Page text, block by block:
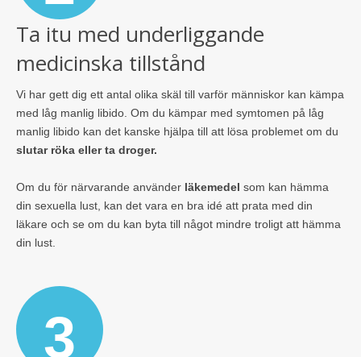
Ta itu med underliggande
medicinska tillstånd
Vi har gett dig ett antal olika skäl till varför människor kan kämpa
med låg manlig libido. Om du kämpar med symtomen på låg
manlig libido kan det kanske hjälpa till att lösa problemet om du
slutar röka eller ta droger.
Om du för närvarande använder läkemedel som kan hämma
din sexuella lust, kan det vara en bra idé att prata med din
läkare och se om du kan byta till något mindre troligt att hämma
din lust.
3